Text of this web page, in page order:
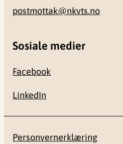
postmottak@nkvts.no
Sosiale medier
Facebook
LinkedIn
Personvernerklæring